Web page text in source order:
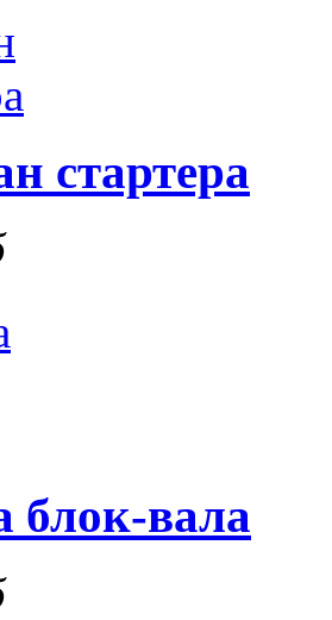
стартера
блок-вала